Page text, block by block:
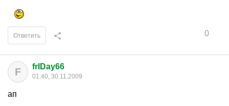
0
Ответить
F frIDay66
01:40, 30.11.2009
ап